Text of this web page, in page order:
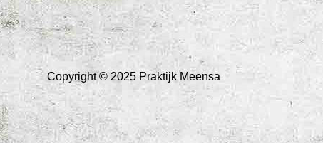
Copyright © 2025 Praktijk Meensa